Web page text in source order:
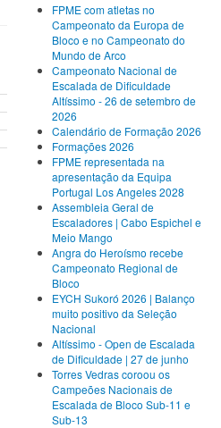
FPME com atletas no
Campeonato da Europa de
Bloco e no Campeonato do
Mundo de Arco
Campeonato Nacional de
Escalada de Dificuldade
Altíssimo - 26 de setembro de
2026
Calendário de Formação 2026
Formações 2026
FPME representada na
apresentação da Equipa
Portugal Los Angeles 2028
Assembleia Geral de
Escaladores | Cabo Espichel e
Meio Mango
Angra do Heroísmo recebe
Campeonato Regional de
Bloco
EYCH Sukoró 2026 | Balanço
muito positivo da Seleção
Nacional
Altíssimo - Open de Escalada
de Dificuldade | 27 de junho
Torres Vedras coroou os
Campeões Nacionais de
Escalada de Bloco Sub-11 e
Sub-13